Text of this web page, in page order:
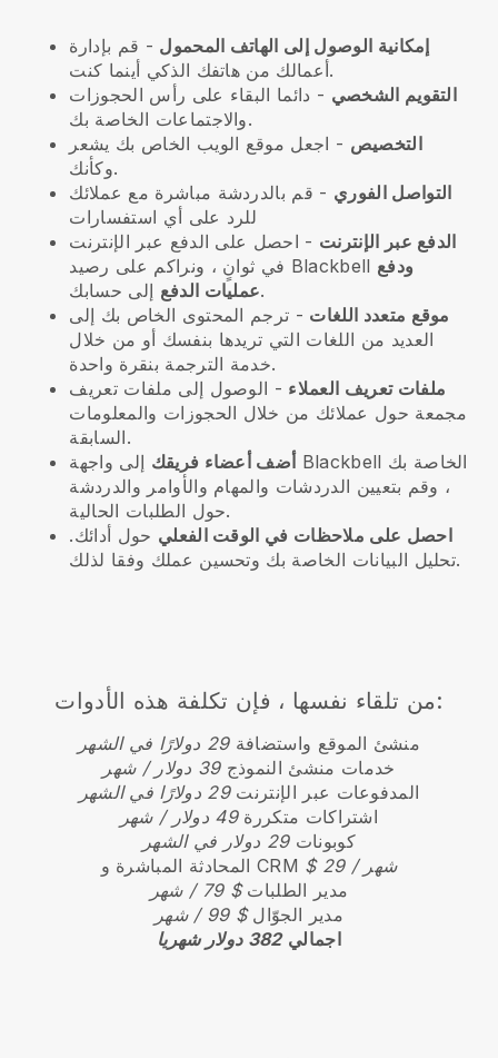
إمكانية الوصول إلى الهاتف المحمول - قم بإدارة
أعمالك من هاتفك الذكي أينما كنت.
التقويم الشخصي - دائما البقاء على رأس الحجوزات
والاجتماعات الخاصة بك.
التخصيص - اجعل موقع الويب الخاص بك يشعر
وكأنك.
التواصل الفوري - قم بالدردشة مباشرة مع عملائك
للرد على أي استفسارات
الدفع عبر الإنترنت - احصل على الدفع عبر الإنترنت
في ثوانٍ ، ونراكم على رصيد Blackbell ودفع
عمليات الدفعإلى حسابك.
موقع متعدد اللغات - ترجم المحتوى الخاص بك إلى
العديد من اللغات التي تريدها بنفسك أو من خلال
خدمة الترجمة بنقرة واحدة.
ملفات تعريف العملاء - الوصول إلى ملفات تعريف
مجمعة حول عملائك من خلال الحجوزات والمعلومات
السابقة.
أضف أعضاء فريقك إلى واجهة Blackbell الخاصة بك
، وقم بتعيين الدردشات والمهام والأوامر والدردشة
حول الطلبات الحالية.
احصل على ملاحظات في الوقت الفعلي حول أدائك.
تحليل البيانات الخاصة بك وتحسين عملك وفقا لذلك.
من تلقاء نفسها ، فإن تكلفة هذه الأدوات:
منشئ الموقع واستضافة29 دولارًا في الشهر
خدمات منشئ النموذج39 دولار / شهر
المدفوعات عبر الإنترنت29 دولارًا في الشهر
اشتراكات متكررة49 دولار / شهر
كوبونات29 دولار في الشهر
المحادثة المباشرة و CRM
$ 29 / شهر
مدير الطلبات$ 79 / شهر
مدير الجوّال$ 99 / شهر
اجمالي 382 دولار شهريا